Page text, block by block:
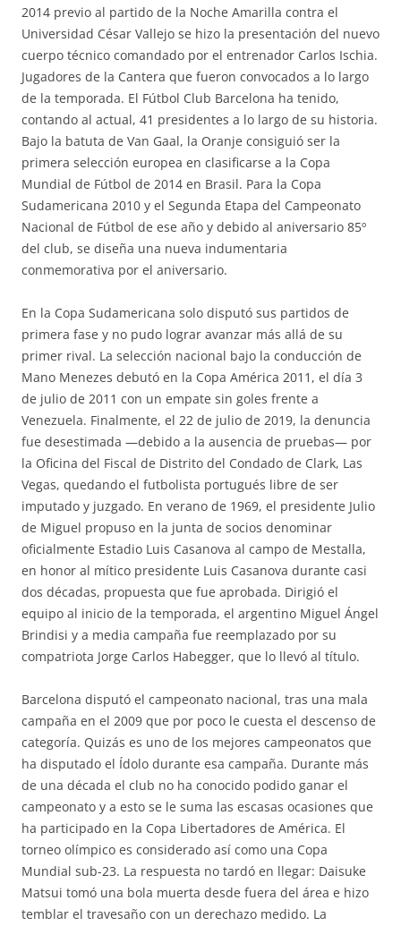
2014 previo al partido de la Noche Amarilla contra el
Universidad César Vallejo se hizo la presentación del nuevo
cuerpo técnico comandado por el entrenador Carlos Ischia.
Jugadores de la Cantera que fueron convocados a lo largo
de la temporada. El Fútbol Club Barcelona ha tenido,
contando al actual, 41 presidentes a lo largo de su historia.
Bajo la batuta de Van Gaal, la Oranje consiguió ser la
primera selección europea en clasificarse a la Copa
Mundial de Fútbol de 2014 en Brasil. Para la Copa
Sudamericana 2010 y el Segunda Etapa del Campeonato
Nacional de Fútbol de ese año y debido al aniversario 85º
del club, se diseña una nueva indumentaria
conmemorativa por el aniversario.
En la Copa Sudamericana solo disputó sus partidos de
primera fase y no pudo lograr avanzar más allá de su
primer rival. La selección nacional bajo la conducción de
Mano Menezes debutó en la Copa América 2011, el día 3
de julio de 2011 con un empate sin goles frente a
Venezuela. Finalmente, el 22 de julio de 2019, la denuncia
fue desestimada —debido a la ausencia de pruebas— por
la Oficina del Fiscal de Distrito del Condado de Clark, Las
Vegas, quedando el futbolista portugués libre de ser
imputado y juzgado. En verano de 1969, el presidente Julio
de Miguel propuso en la junta de socios denominar
oficialmente Estadio Luis Casanova al campo de Mestalla,
en honor al mítico presidente Luis Casanova durante casi
dos décadas, propuesta que fue aprobada. Dirigió el
equipo al inicio de la temporada, el argentino Miguel Ángel
Brindisi y a media campaña fue reemplazado por su
compatriota Jorge Carlos Habegger, que lo llevó al título.
Barcelona disputó el campeonato nacional, tras una mala
campaña en el 2009 que por poco le cuesta el descenso de
categoría. Quizás es uno de los mejores campeonatos que
ha disputado el Ídolo durante esa campaña. Durante más
de una década el club no ha conocido podido ganar el
campeonato y a esto se le suma las escasas ocasiones que
ha participado en la Copa Libertadores de América. El
torneo olímpico es considerado así como una Copa
Mundial sub-23. La respuesta no tardó en llegar: Daisuke
Matsui tomó una bola muerta desde fuera del área e hizo
temblar el travesaño con un derechazo medido. La